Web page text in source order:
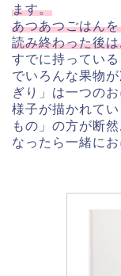
ます。
あつあつごはん
読み終わった後
すでに持ってい
でいろんな果物
ぎり」は一つの
様子が描かれて
もの」の方が断
なったら一緒に